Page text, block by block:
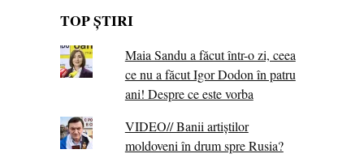
TOP ȘTIRI
Maia Sandu a făcut într-o zi, ceea
ce nu a făcut Igor Dodon în patru
ani! Despre ce este vorba
VIDEO// Banii artiștilor
moldoveni în drum spre Rusia?